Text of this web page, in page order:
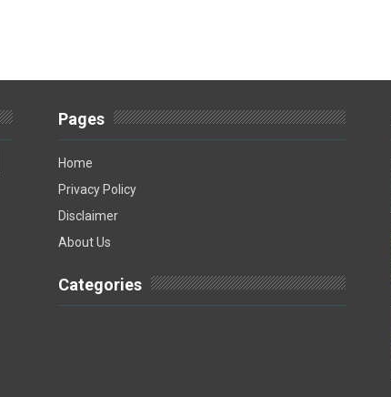
Pages
Home
Privacy Policy
Disclaimer
About Us
Categories